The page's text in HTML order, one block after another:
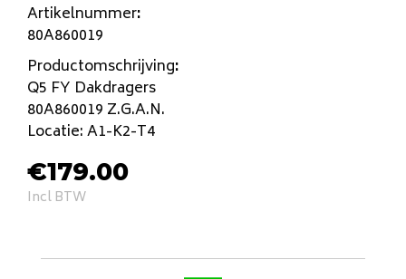
Artikelnummer:
80A860019
Productomschrijving:
Q5 FY Dakdragers
80A860019 Z.G.A.N.
Locatie: A1-K2-T4
€179.00
Incl BTW